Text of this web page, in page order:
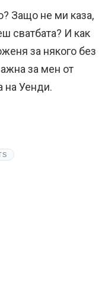
Защо не ми каза,
сватбата? И как
за някого без
за мен от
на Уенди.